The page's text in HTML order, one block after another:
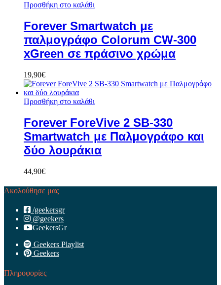
Προσθήκη στο καλάθι
Forever Smartwatch με
παλμογράφο Colorum CW-300
xGreen σε πράσινο χρώμα
19,90€
Προσθήκη στο καλάθι
Forever ForeVive 2 SB-330
Smartwatch με Παλμογράφο και
δύο λουράκια
44,90€
Ακολούθησε μας
/geekersgr
@geekers
GeekersGr
Geekers Playlist
Geekers
Πληροφορίες